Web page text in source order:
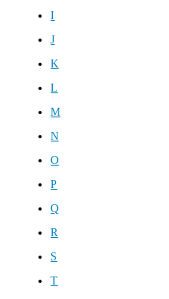
I
J
K
L
M
N
O
P
Q
R
S
T